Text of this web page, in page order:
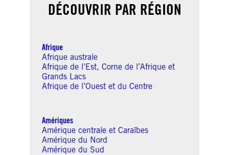
DÉCOUVRIR PAR RÉGION
Afrique
Afrique australe
Afrique de l’Est, Corne de l’Afrique et
Grands Lacs
Afrique de l’Ouest et du Centre
Amériques
Amérique centrale et Caraïbes
Amérique du Nord
Amérique du Sud